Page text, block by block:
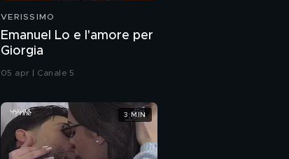
VERISSIMO
Emanuel Lo e l'amore per
Giorgia
05 apr | Canale 5
3 MIN